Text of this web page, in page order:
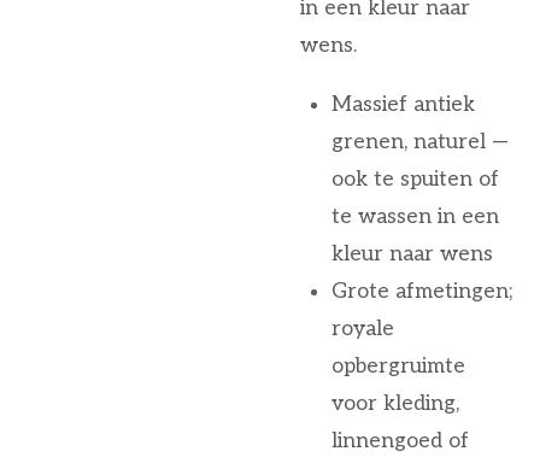
in een kleur naar
wens.
Massief antiek
grenen, naturel —
ook te spuiten of
te wassen in een
kleur naar wens
Grote afmetingen;
royale
opbergruimte
voor kleding,
linnengoed of